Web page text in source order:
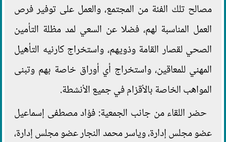
مصالح تلك الفئة من المجتمع، والعمل على توفير فرص
العمل المناسبة لهم، فضلا عن السعي لمد مظلة التأمين
الصحي لقصار القامة وذويهم، واستخراج كارنيه التأهيل
المهني للمعاقين، واستخراج أي أوراق خاصة بهم وتبنى
المواهب الخاصة بالأقزام في جميع الأنشطة.
حضر اللقاء من جانب الجمعية: فؤاد مصطفى إسماعيل
عضو مجلس إدارة، وياسر محمد النجار عضو مجلس إدارة،